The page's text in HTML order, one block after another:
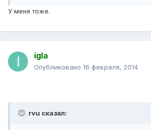
У меня тоже.
igla
Опубликовано 16 февраля, 2014
rvu сказал: